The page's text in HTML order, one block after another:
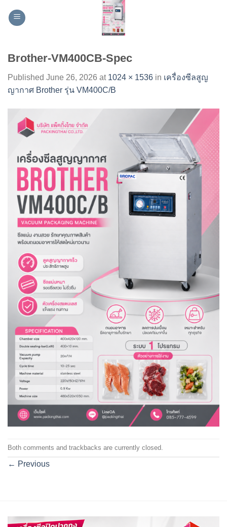
Brother-VM400CB-Spec
Published June 26, 2026 at 1024 × 1536 in เครื่องซีลสูญ
ญากาศ Brother รุ่น VM400C/B
Both comments and trackbacks are currently closed.
← Previous